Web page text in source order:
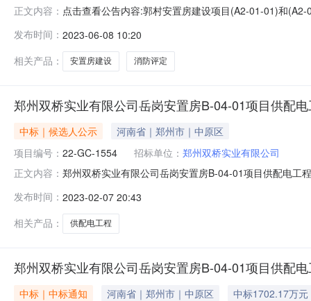
正文内容： 点击查看公告内容:郭村安置房建设项目(A2-01-01)和
建设项目(A2-01-01)和(A2-03-01)地块消防评定项目已由
发布时间： 2023-06-08 10:20
相关产品：
安置房建设 消防评定
郑州双桥实业有限公司岳岗安置房B-04-01项目供配
中标｜候选人公示
河南省｜郑州市｜中原区
项目编号： 22-GC-1554 招标单位： 郑州双桥实业有限公司
正文内容： 郑州双桥实业有限公司岳岗安置房B-04-01项目供配电工
安置房B-04-01项目供配电工程进行公开招标，按规定程
发布时间： 2023-02-07 20:43
相关产品：
供配电工程
郑州双桥实业有限公司岳岗安置房B-04-01项目供配
中标｜中标通知 河南省｜郑州市｜中原区
中标1702.17万元